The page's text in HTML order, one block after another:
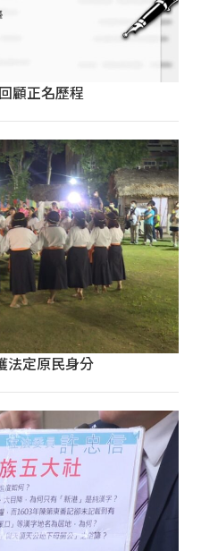
顧正名歷程
法定原民身分